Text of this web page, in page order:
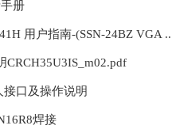
册
用户指南-(SSN-24BZ VGA
CRCH35U3IS_m02.pdf
口及操作说明
焊接